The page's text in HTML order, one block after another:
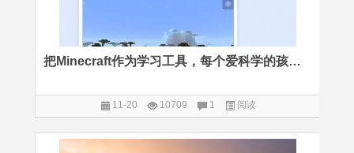
把Minecraft作为学习工具，每个爱科学的孩子都值得一试
11-20 10709 1 阅读